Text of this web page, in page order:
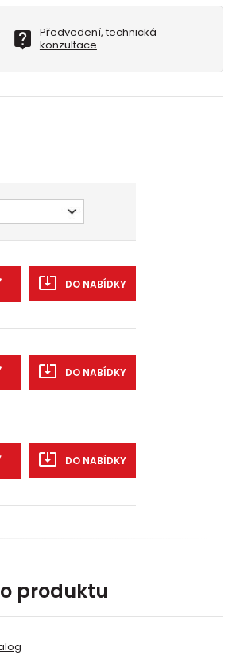
Předvedení, technická
konzultace
DO NABÍDKY
DO NABÍDKY
DO NABÍDKY
produktu